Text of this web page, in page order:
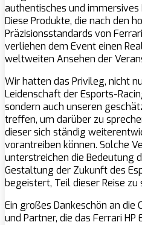
authentisches und immersives
Diese Produkte, die nach den
Präzisionsstandards von
verliehen dem Event einen
weltweiten Ansehen der
Wir hatten das Privileg, nicht
Leidenschaft der Esports-
sondern auch unseren
treffen, um darüber zu
dieser sich ständig
vorantreiben können. Solche
unterstreichen die Bedeutung
Gestaltung der Zukunft des
begeistert, Teil dieser Reise zu
Ein großes Dankeschön an die
und Partner, die das Ferrari HP